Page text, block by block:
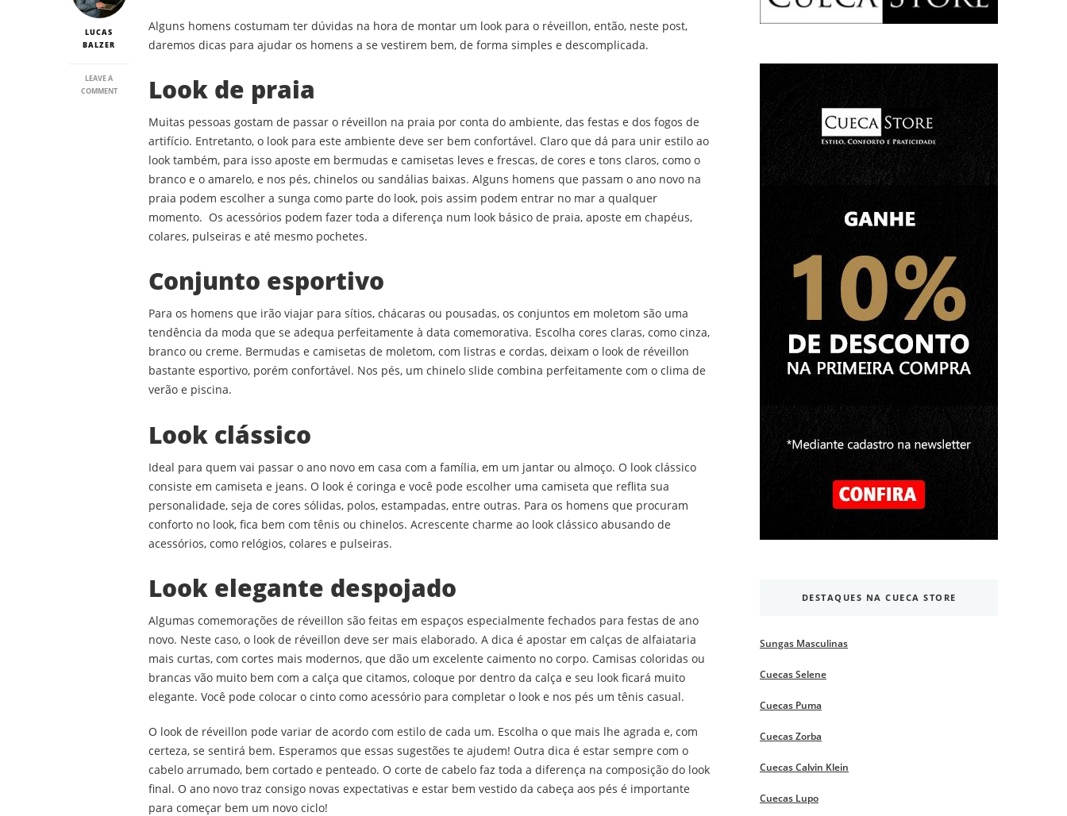
LUCAS
BALZER
LEAVE A
COMMENTON
ARRUMANDO
RÉVEILLON
Alguns homens costumam ter dúvidas na hora de montar um look para o réveillon, então, neste post,
daremos dicas para ajudar os homens a se vestirem bem, de forma simples e descomplicada.
Look de praia
Muitas pessoas gostam de passar o réveillon na praia por conta do ambiente, das festas e dos fogos de
artifício. Entretanto, o look para este ambiente deve ser bem confortável. Claro que dá para unir estilo ao
look também, para isso aposte em bermudas e camisetas leves e frescas, de cores e tons claros, como o
branco e o amarelo, e nos pés, chinelos ou sandálias baixas. Alguns homens que passam o ano novo na
praia podem escolher a sunga como parte do look, pois assim podem entrar no mar a qualquer
momento. Os acessórios podem fazer toda a diferença num look básico de praia, aposte em chapéus,
colares, pulseiras e até mesmo pochetes.
Conjunto esportivo
Para os homens que irão viajar para sítios, chácaras ou pousadas, os conjuntos em moletom são uma
tendência da moda que se adequa perfeitamente à data comemorativa. Escolha cores claras, como cinza,
branco ou creme. Bermudas e camisetas de moletom, com listras e cordas, deixam o look de réveillon
bastante esportivo, porém confortável. Nos pés, um chinelo slide combina perfeitamente com o clima de
verão e piscina.
Look clássico
Ideal para quem vai passar o ano novo em casa com a família, em um jantar ou almoço. O look clássico
consiste em camiseta e jeans. O look é coringa e você pode escolher uma camiseta que reflita sua
personalidade, seja de cores sólidas, polos, estampadas, entre outras. Para os homens que procuram
conforto no look, fica bem com tênis ou chinelos. Acrescente charme ao look clássico abusando de
acessórios, como relógios, colares e pulseiras.
Look elegante despojado
Algumas comemorações de réveillon são feitas em espaços especialmente fechados para festas de ano
novo. Neste caso, o look de réveillon deve ser mais elaborado. A dica é apostar em calças de alfaiataria
mais curtas, com cortes mais modernos, que dão um excelente caimento no corpo. Camisas coloridas ou
brancas vão muito bem com a calça que citamos, coloque por dentro da calça e seu look ficará muito
elegante. Você pode colocar o cinto como acessório para completar o look e nos pés um tênis casual.
O look de réveillon pode variar de acordo com estilo de cada um. Escolha o que mais lhe agrada e, com
certeza, se sentirá bem. Esperamos que essas sugestões te ajudem! Outra dica é estar sempre com o
cabelo arrumado, bem cortado e penteado. O corte de cabelo faz toda a diferença na composição do look
final. O ano novo traz consigo novas expectativas e estar bem vestido da cabeça aos pés é importante
para começar bem um novo ciclo!
DESTAQUES NA CUECA STORE
Sungas Masculinas
Cuecas Selene
Cuecas Puma
Cuecas Zorba
Cuecas Calvin Klein
Cuecas Lupo